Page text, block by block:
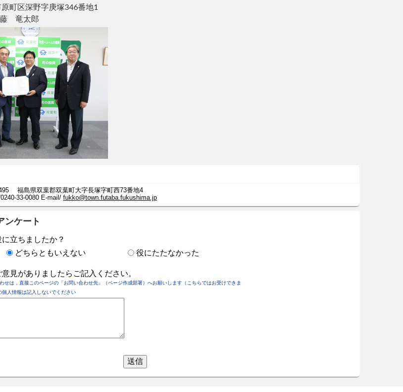
町区深野字庚塚346番地1
藤 竜太郎
福島県双葉郡双葉町大字長塚字町西73番地4
33-0080 E-mail/ fukko@town.futaba.fukushima.jp
ンケート
立ちましたか？
どちらともいえない 役にたたなかった
見がありましたらご記入ください。
せは，直接このページの「お問い合わせ先」（ページ作成部署）へお願いします（こちらではお受けできま
人情報は記入しないでください